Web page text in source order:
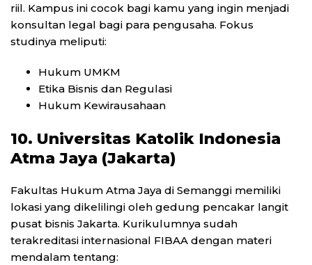
riil. Kampus ini cocok bagi kamu yang ingin menjadi
konsultan legal bagi para pengusaha. Fokus
studinya meliputi:
Hukum UMKM
Etika Bisnis dan Regulasi
Hukum Kewirausahaan
10. Universitas Katolik Indonesia
Atma Jaya (Jakarta)
Fakultas Hukum Atma Jaya di Semanggi memiliki
lokasi yang dikelilingi oleh gedung pencakar langit
pusat bisnis Jakarta. Kurikulumnya sudah
terakreditasi internasional FIBAA dengan materi
mendalam tentang: